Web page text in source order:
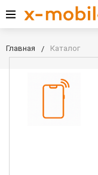
Главная Каталог